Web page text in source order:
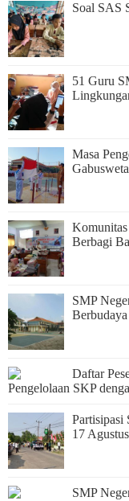
Soal SAS
51 Guru
Masa
Berbagi
SMP
Daftar
Pengelolaan SKP
Partisipasi
17 Agustus
SMP